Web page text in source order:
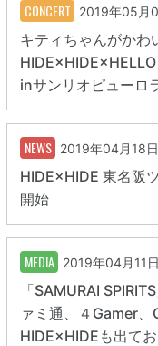
CONCERT 2019年05月
キティちゃんがか
inサンリオピューロ
NEWS 2019年04月18
HIDE×HIDE 東名
開始
MEDIA 2019年04月11
「SAMURAI
ァミ通、４Gamer
HIDE×HIDEも出てお